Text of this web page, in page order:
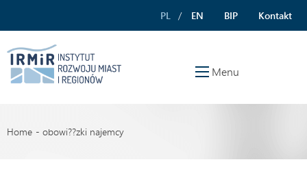
PL EN BIP Kontakt
Menu
Home obowi??zki najemcy